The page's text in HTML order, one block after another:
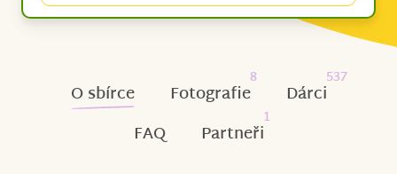
O sbírce Fotografie
8
Dárci
537
FAQ Partneři
1